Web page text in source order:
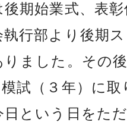
期始業式、表
行部より後期
りました。その
模試（３年）に
日という日をた